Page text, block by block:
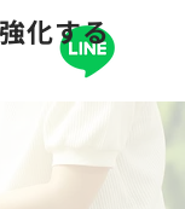
化する